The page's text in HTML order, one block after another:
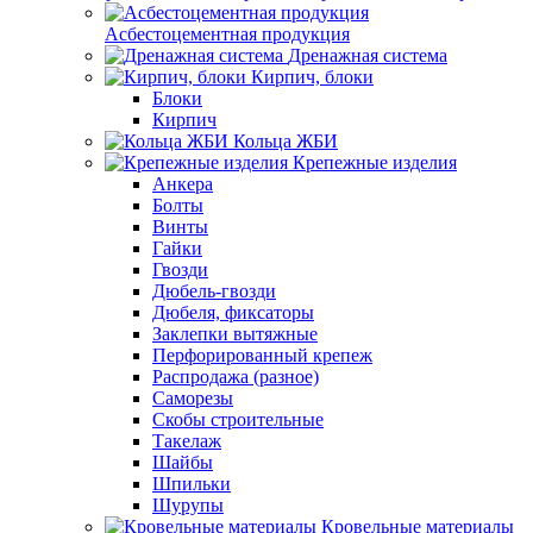
Асбестоцементная продукция
Дренажная система
Кирпич, блоки
Блоки
Кирпич
Кольца ЖБИ
Крепежные изделия
Анкера
Болты
Винты
Гайки
Гвозди
Дюбель-гвозди
Дюбеля, фиксаторы
Заклепки вытяжные
Перфорированный крепеж
Распродажа (разное)
Саморезы
Скобы строительные
Такелаж
Шайбы
Шпильки
Шурупы
Кровельные материалы